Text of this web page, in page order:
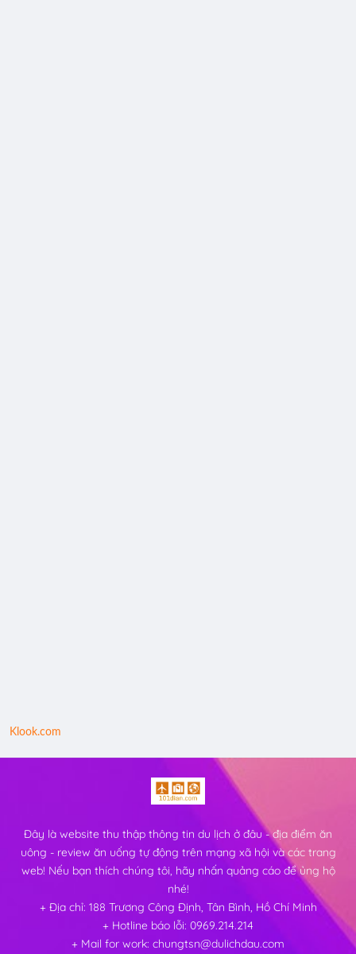
Klook.com
Đây là website thu thập thông tin du lịch ở đâu - địa điểm ăn
uông - review ăn uống tự động trên mạng xã hội và các trang
web! Nếu bạn thích chúng tôi, hãy nhấn quảng cáo để ủng hộ
nhé!
+ Địa chỉ: 188 Trương Công Định, Tân Bình, Hồ Chí Minh
+ Hotline báo lỗi: 0969.214.214
+ Mail for work: chungtsn@dulichdau.com